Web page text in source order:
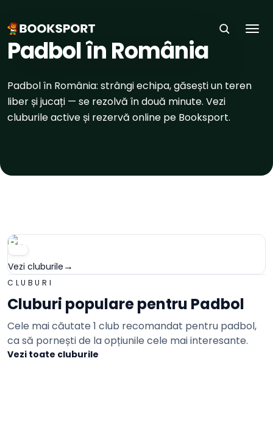
ACASĂ›SPORTURI› PADBOL
Padbol în România
Padbol în România: strângi echipa, găsești un teren
liber și jucați — se rezolvă în două minute. Vezi
cluburile active și rezervă online pe Booksport.
Bucuresti
Vezi cluburile →
CLUBURI
Cluburi populare pentru Padbol
Cele mai căutate 1 club recomandat pentru padbol,
ca să pornești de la opțiunile cele mai interesante.
Vezi toate cluburile